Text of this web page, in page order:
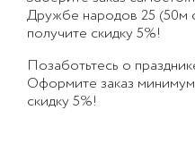
Дружбе народов 25 (50м
получите скидку 5%!
Позаботьтесь о
Оформите заказ
скидку 5%!